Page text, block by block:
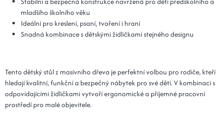
mladšího školního věku
Ideální pro kreslení, psaní, tvoření i hraní
Snadná kombinace s dětskými židličkami stejného designu
Tento dětský stůl z masivního dřeva je perfektní volbou pro rodiče, kteří
hledají kvalitní, funkční a bezpečný nábytek pro své děti. V kombinaci s
odpovídajícími židličkami vytvoří ergonomické a příjemné pracovní
prostředí pro malé objevitele.